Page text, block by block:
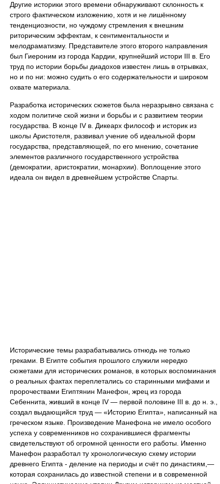
Другие историки этого времени обнаруживают склонность к
строго фактическом изложению, хотя и не лишённому
тенденциозности, но чуждому стремления к внешним
риторическим эффектам, к сентиментальности и
мелодраматизму. Представителе этого второго направления
был Гиероним из города Кардии, крупнейший истори III в. Его
труд по истории борьбы диадохов известен лишь в отрывках,
но и по ни: можно судить о его содержательности и широком
охвате материала.
Разработка исторических сюжетов была неразрывно связана с
ходом политиче ской жизни и борьбы и с развитием теории
государства. В конце IV в. Дикеарх философ и историк из
школы Аристотеля, развивал учение об идеальной форм
государства, представляющей, по его мнению, сочетание
элементов различного государственного устройства
(демократии, аристократии, монархии). Воплощение этого
идеала он видел в древнейшем устройстве Спарты.
Исторические темы разрабатывались отнюдь не только
греками. В Египте события прошлого служили нередко
сюжетами для исторических романов, в которых воспоминания
о реальных фактах переплетались со старинными мифами и
пророчествами Египтянин Манефон, жрец из города
Себеннита, живший в конце IV — первой половине III в. до н. э.,
создал выдающийся труд — «Историю Египта», написанный на
греческом языке. Произведение Манефона не имело особого
успеха у современников но сохранившиеся фрагменты
свидетельствуют об огромной ценности его работы. Именно
Манефон разработал ту хронологическую схему истории
древнего Египта - деление на периоды и счёт по династиям,—
которая сохранилась до известной степени и в современной